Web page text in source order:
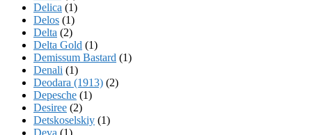
Delica (1)
Delos (1)
Delta (2)
Delta Gold (1)
Demissum Bastard (1)
Denali (1)
Deodara (1913) (2)
Depesche (1)
Desiree (2)
Detskoselskiy (1)
Deva (1)